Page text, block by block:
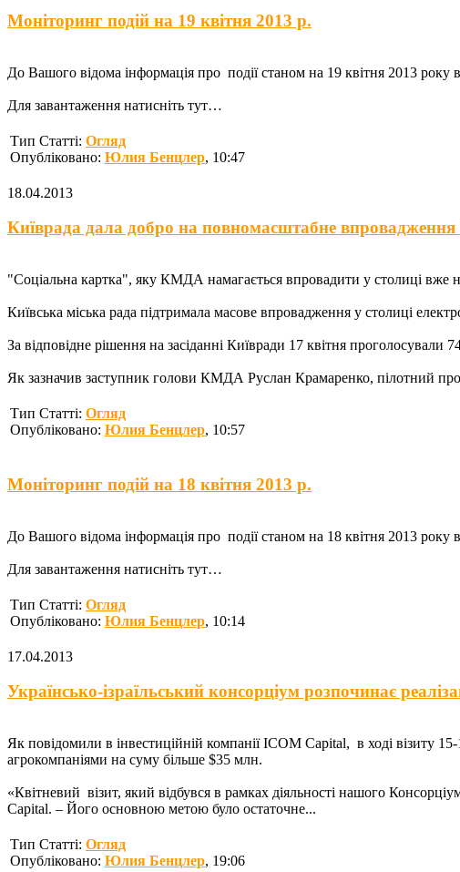
Моніторинг подій на 19 квітня 2013 р.
До Вашого відома інформація про події станом на 19 квітня 2013 року в
Для завантаження натисніть тут…
Тип Статті: Огляд
Опубліковано: Юлия Бенцлер, 10:47
18.04.2013
Київрада дала добро на повномасштабне
"Соціальна картка", яку КМДА намагається впровадити у столиці вже
Київська міська рада підтримала масове впровадження у столиці
За відповідне рішення на засіданні Київради 17 квітня проголосували
Як зазначив заступник голови КМДА Руслан Крамаренко, пілотний
Тип Статті: Огляд
Опубліковано: Юлия Бенцлер, 10:57
Моніторинг подій на 18 квітня 2013 р.
До Вашого відома інформація про події станом на 18 квітня 2013 року в
Для завантаження натисніть тут…
Тип Статті: Огляд
Опубліковано: Юлия Бенцлер, 10:14
17.04.2013
Українсько-ізраїльський консорціум розпочинає
Як повідомили в інвестиційній компанії ICOM Capital, в ході візиту
агрокомпаніями на суму більше $35 млн.
«Квітневий візит, який відбувся в рамках діяльності нашого
Capital. – Його основною метою було остаточне...
Тип Статті: Огляд
Опубліковано: Юлия Бенцлер, 19:06